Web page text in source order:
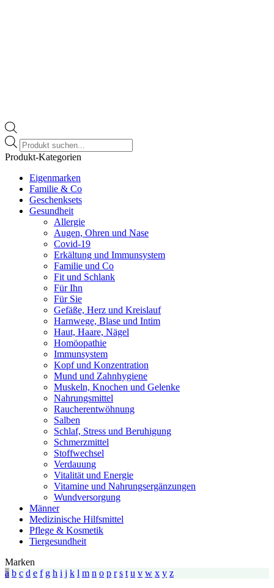
Products
search
Produkt-Kategorien
Eigenmarken
Familie & Co
Geschenksets
Gesundheit
Allergie
Augen, Ohren und Nase
Covid-19
Erkältung und Immunsystem
Familie und Co
Fit und Schlank
Für Ihn
Für Sie
Gefäße, Herz und Kreislauf
Harnwege, Blase und Intim
Haut, Haare, Nägel
Homöopathie
Immunsystem
Kopf und Konzentration
Mund und Zahnhygiene
Muskeln, Knochen und Gelenke
Nahrungsmittel
Raucherentwöhnung
Salben
Schlaf, Stress und Beruhigung
Schmerzmittel
Stoffwechsel
Verdauung
Vitalität und Energie
Vitamine und Nahrungsergänzungen
Wundversorgung
Männer
Medizinische Hilfsmittel
Pflege & Kosmetik
Tiergesundheit
Marken
a b c d e f g h i j k l m n o p r s t u v w x y z